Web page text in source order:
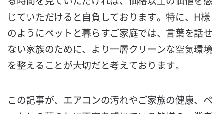
じていただけると自負しております。特に、H様
のようにペットと暮らすご家庭では、言葉を話せ
ない家族のために、より一層クリーンな空気環境
を整えることが大切だと考えております。
この記事が、エアコンの汚れやご家族の健康、ペ